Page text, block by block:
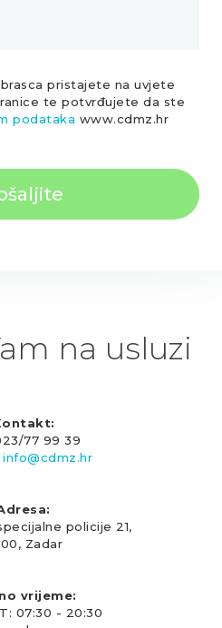
pristajete na uvjete
te potvrđujete da ste
podataka www.cdmz.hr
na usluzi
77 99 39
info@cdmz.hr
policije 21,
Zadar
vrijeme:
07:30 - 20:30